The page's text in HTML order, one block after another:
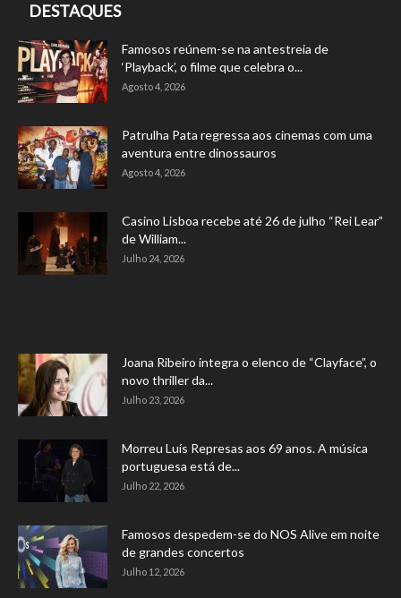
DESTAQUES
Famosos reúnem-se na antestreia de
‘Playback’, o filme que celebra o...
Agosto 4, 2026
Patrulha Pata regressa aos cinemas com uma
aventura entre dinossauros
Agosto 4, 2026
Casino Lisboa recebe até 26 de julho “Rei Lear”
de William...
Julho 24, 2026
Joana Ribeiro integra o elenco de “Clayface”, o
novo thriller da...
Julho 23, 2026
Morreu Luís Represas aos 69 anos. A música
portuguesa está de...
Julho 22, 2026
Famosos despedem-se do NOS Alive em noite
de grandes concertos
Julho 12, 2026